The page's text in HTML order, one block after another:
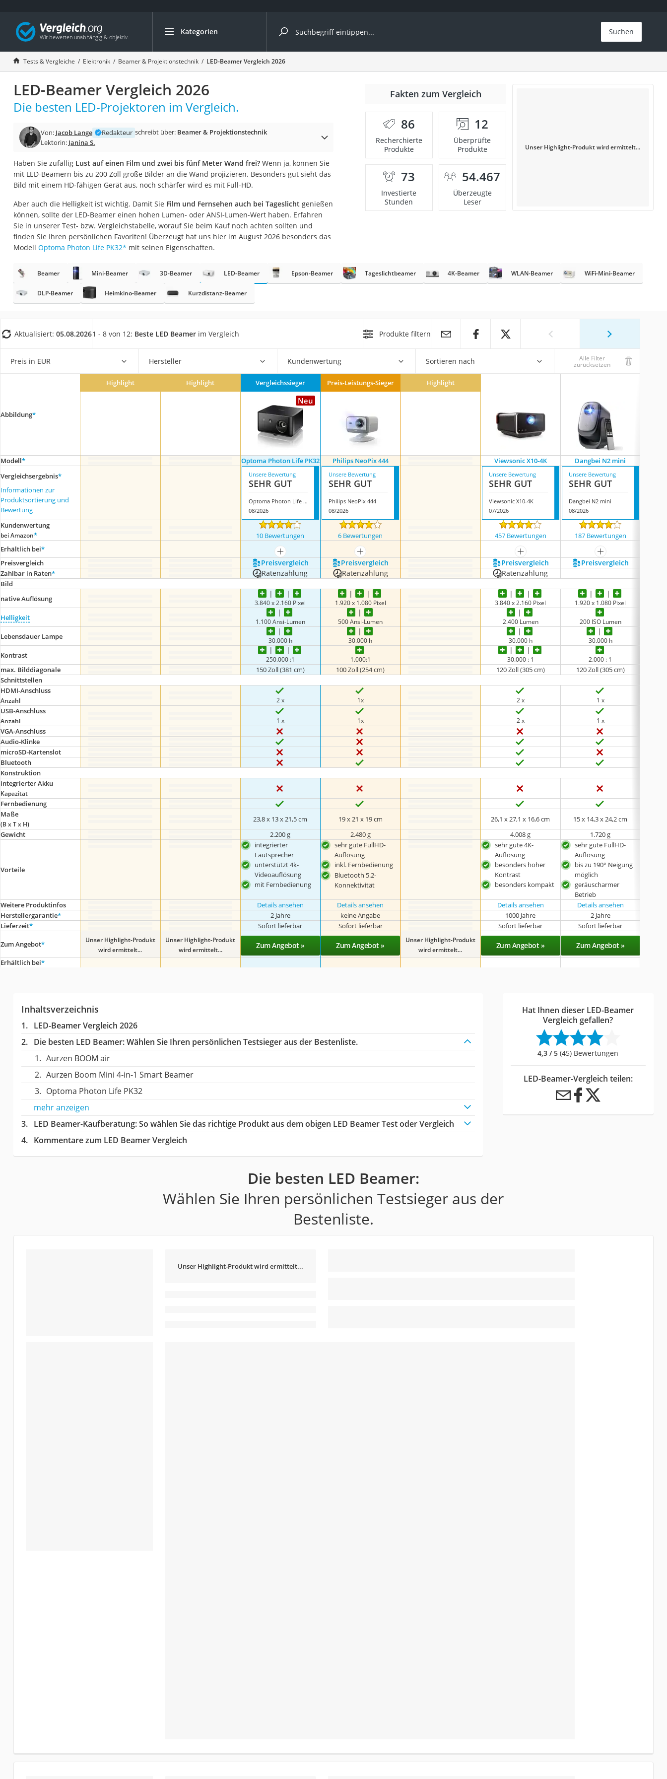
Kategorien
Die beliebtesten Vergleiche nach Kategorie
Elektronik
Powerstation
Monitor 32 Zoll 4K
Fernseher
Desktop-PC
Diascanner
Laser-Multifunktionsdrucker
Powerstation mit Solarpanel
Gaming-PC
Soundbar
Satellitenschüssel
Gaming-Headset
Ladekabel Typ 2 Schuko
Lichtwecker
Acer Aspire
Suchen
Tests & Vergleiche Elektronik Beamer & Projektionstechnik LED-Beamer Vergleich 2026
LED-Beamer Vergleich 2026
Die besten LED-Projektoren im Vergleich.
Von: Jacob Lange Redakteur schreibt über: Beamer & Projektionstechnik
Lektorin: Janina S.
Haben Sie zufälligLust auf einen Film und zwei bis fünf Meter Wand frei?Wenn ja, können Sie
mit LED-Beamern bis zu 200 Zoll große Bilder an die Wand projizieren. Besonders gut sieht das
Bild mit einem HD-fähigen Gerät aus, noch schärfer wird es mit Full-HD.
Aber auch die Helligkeit ist wichtig. Damit Sie Film und Fernsehen auch bei Tageslicht genießen
können, sollte der LED-Beamer einen hohen Lumen- oder ANSI-Lumen-Wert haben. Erfahren
Sie in unserer Test- bzw. Vergleichstabelle, worauf Sie beim Kauf noch achten sollten und
finden Sie Ihren persönlichen Favoriten! Überzeugt hat uns hier im August 2026 besonders das
Modell Optoma Photon Life PK32* mit seinen Eigenschaften.
Fakten zum Vergleich
86
Recherchierte
Produkte
12
Überprüfte
Produkte
73
Investierte
Stunden
54.467
Überzeugte
Leser
Unser Highlight-Produkt wird ermittelt...
Beamer Mini-Beamer 3D-Beamer LED-Beamer Epson-Beamer Tageslichtbeamer 4K-Beamer WLAN-Beamer WiFi-Mini-Beamer
DLP-Beamer Heimkino-Beamer Kurzdistanz-Beamer
Aktualisiert: 05.08.20261 - 8 von 12: Beste LED Beamer im Vergleich Produkte filtern
Preis in EUR Hersteller Kundenwertung Sortieren nach Alle Filter
zurücksetzen
Abbildung*
Highlight Highlight Vergleichssieger
Neu
Preis-Leistungs-Sieger Highlight
Modell* Optoma Photon Life PK32 Philips NeoPix 444 Viewsonic X10-4K Dangbei N2 mini
Vergleichsergebnis*
Informationen zur
Produktsortierung und
Bewertung
Unsere Bewertung
SEHR GUT
Optoma Photon Life PK32
08/2026
Unsere Bewertung
SEHR GUT
Philips NeoPix 444
08/2026
Unsere Bewertung
SEHR GUT
Viewsonic X10-4K
07/2026
Unsere Bewertung
SEHR GUT
Dangbei N2 mini
08/2026
Kundenwertung
bei Amazon* 10 Bewertungen 6 Bewertungen 457 Bewertungen 187 Bewertungen
Erhältlich bei*
mehr anzeigen mehr anzeigen mehr anzeigen
mehr anzeigen
Preis­vergleich
Preis­vergleich Preis­vergleich Preis­vergleich Preis­vergleich
Zahlbar in Raten* Ratenzahlung Ratenzahlung Ratenzahlung
Bild
native Auflösung
3.840 x 2.160 Pixel 1.920 x 1.080 Pixel 3.840 x 2.160 Pixel 1.920 x 1.080 Pixel
Helligkeit 1.100 Ansi-Lumen 500 Ansi-Lumen 2.400 Lumen 200 ISO Lumen
Lebensdauer Lampe 30.000 h 30.000 h 30.000 h 30.000 h
Kontrast 250.000 :1 1.000:1 30.000 : 1 2.000 : 1
max. Bilddiagonale 150 Zoll (381 cm) 100 Zoll (254 cm) 120 Zoll (305 cm) 120 Zoll (305 cm)
Schnittstellen
HDMI-Anschluss
Anzahl 2 x 1x 2 x 1 x
USB-Anschluss
Anzahl 1 x 1x 2 x 1 x
VGA-Anschluss
Audio-Klinke
microSD-Kartenslot
Bluetooth
Konstruktion
integrierter Akku
Kapazität
Fernbedienung
Maße
(B x T x H)
23,8 x 13 x 21,5 cm 19 x 21 x 19 cm 26,1 x 27,1 x 16,6 cm 15 x 14,3 x 24,2 cm
Gewicht
2.200 g 2.480 g 4.008 g 1.720 g
Vorteile
integrierter
Lautsprecher
unterstützt 4k-
Videoauflösung
mit Fernbedienung
sehr gute FullHD-
Auflösung
inkl. Fernbedienung
Bluetooth 5.2-
Konnektivität
sehr gute 4K-
Auflösung
besonders hoher
Kontrast
besonders kompakt
sehr gute FullHD-
Auflösung
bis zu 190° Neigung
möglich
geräuscharmer
Betrieb
Weitere Produktinfos
Details ansehen Details ansehen Details ansehen
Details ansehen
Herstellergarantie* 2 Jahre keine Angabe 1000 Jahre 2 Jahre
Lieferzeit* Sofort lieferbar Sofort lieferbar Sofort lieferbar Sofort lieferbar
Zum Angebot*
Unser Highlight-Produkt
wird ermittelt...
Unser Highlight-Produkt
wird ermittelt...
Zum Angebot » Zum Angebot »
Unser Highlight-Produkt
wird ermittelt...
Zum Angebot » Zum Angebot »
Erhältlich bei*
Inhaltsverzeichnis
LED-Beamer Vergleich 2026
Die besten LED Beamer:Wählen Sie Ihren persönlichen Testsieger aus der Bestenliste.
Aurzen BOOM air
Aurzen Boom Mini 4-in-1 Smart Beamer
Optoma Photon Life PK32
mehr anzeigen
LED Beamer-Kaufberatung: So wählen Sie das richtige Produkt aus dem obigen LED Beamer Test oder Vergleich
Kommentare zum LED Beamer Vergleich
Hat Ihnen dieser LED-Beamer
Vergleich gefallen?
4,3 / 5 (45) Bewertungen
LED-Beamer-Vergleich teilen:
Die besten LED Beamer:
Wählen Sie Ihren persönlichen Testsieger aus der
Bestenliste.
Unser Highlight-Produkt wird ermittelt...